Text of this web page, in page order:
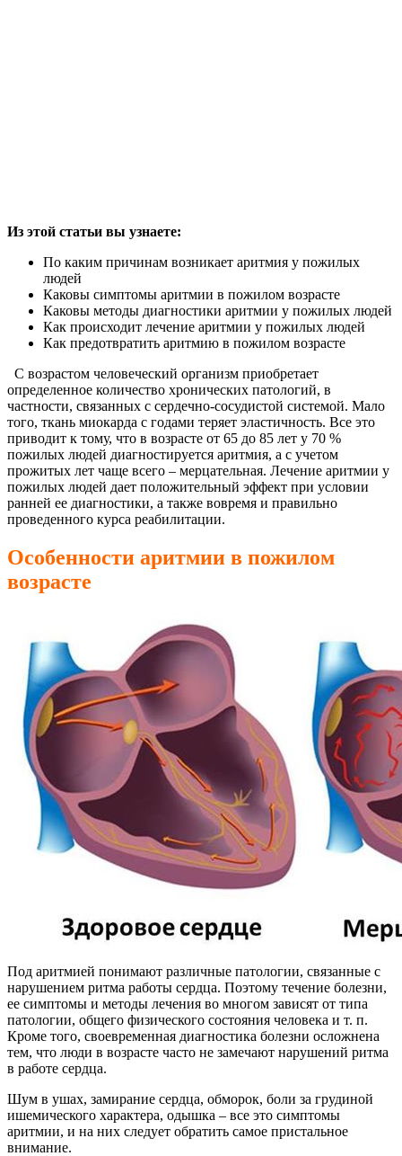
Из этой статьи вы узнаете:
По каким причинам возникает аритмия у пожилых
людей
Каковы симптомы аритмии в пожилом возрасте
Каковы методы диагностики аритмии у пожилых людей
Как происходит лечение аритмии у пожилых людей
Как предотвратить аритмию в пожилом возрасте
С возрастом человеческий организм приобретает
определенное количество хронических патологий, в
частности, связанных с сердечно-сосудистой системой. Мало
того, ткань миокарда с годами теряет эластичность. Все это
приводит к тому, что в возрасте от 65 до 85 лет у 70 %
пожилых людей диагностируется аритмия, а с учетом
прожитых лет чаще всего – мерцательная. Лечение аритмии у
пожилых людей дает положительный эффект при условии
ранней ее диагностики, а также вовремя и правильно
проведенного курса реабилитации.
Особенности аритмии в пожилом
возрасте
Под аритмией понимают различные патологии, связанные с
нарушением ритма работы сердца. Поэтому течение болезни,
ее симптомы и методы лечения во многом зависят от типа
патологии, общего физического состояния человека и т. п.
Кроме того, своевременная диагностика болезни осложнена
тем, что люди в возрасте часто не замечают нарушений ритма
в работе сердца.
Шум в ушах, замирание сердца, обморок, боли за грудиной
ишемического характера, одышка – все это симптомы
аритмии, и на них следует обратить самое пристальное
внимание.